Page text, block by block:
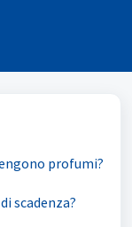
profumi?
scadenza?